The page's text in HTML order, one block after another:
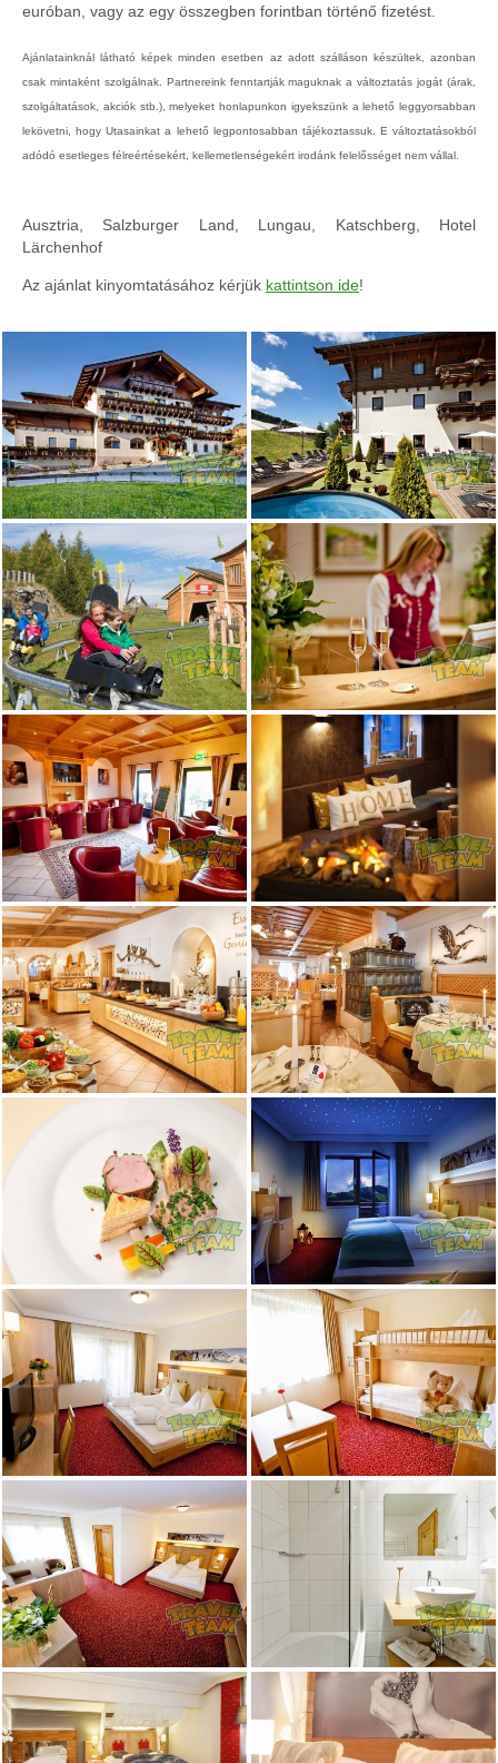
euróban, vagy az egy összegben forintban történő fizetést.
Ajánlatainknál látható képek minden esetben az adott szálláson készültek, azonban
csak mintaként szolgálnak. Partnereink fenntartják maguknak a változtatás jogát (árak,
szolgáltatások, akciók stb.), melyeket honlapunkon igyekszünk a lehető leggyorsabban
lekövetni, hogy Utasainkat a lehető legpontosabban tájékoztassuk. E változtatásokból
adódó esetleges félreértésekért, kellemetlenségekért irodánk felelősséget nem vállal.
Ausztria, Salzburger Land, Lungau, Katschberg, Hotel
Lärchenhof
Az ajánlat kinyomtatásához kérjük kattintson ide!